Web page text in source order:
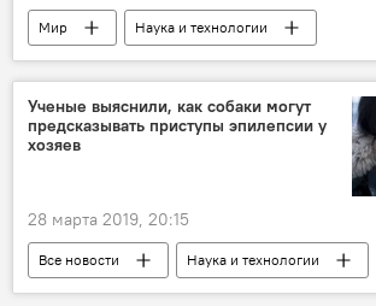
Мир
Наука и технологии
Все новости
WhatsApp
Ученые выяснили, как собаки могут
предсказывать приступы эпилепсии у
хозяев
28 марта 2019, 20:15
Все новости
Наука и технологии
Мир
собака